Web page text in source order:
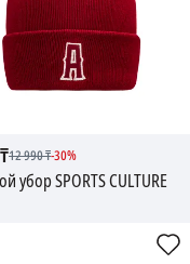
₸12 990₸-30%
убор SPORTS CULTURE